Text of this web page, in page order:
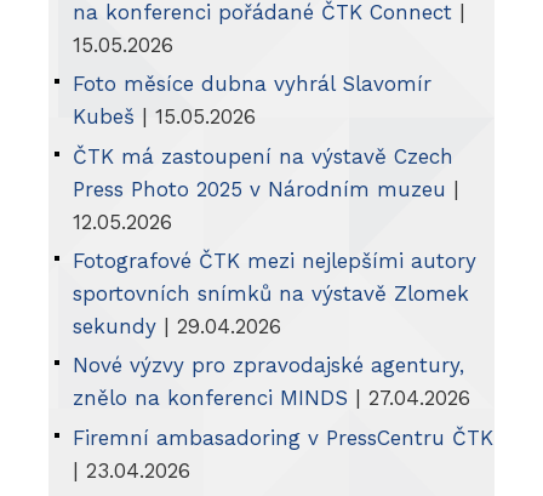
na konferenci pořádané ČTK Connect
15.05.2026
Foto měsíce dubna vyhrál Slavomír
Kubeš | 15.05.2026
ČTK má zastoupení na výstavě Czech
Press Photo 2025 v Národním muzeu |
12.05.2026
Fotografové ČTK mezi nejlepšími autory
sportovních snímků na výstavě Zlomek
sekundy | 29.04.2026
Nové výzvy pro zpravodajské agentury,
znělo na konferenci MINDS | 27.04.2026
Firemní ambasadoring v PressCentru ČTK
| 23.04.2026